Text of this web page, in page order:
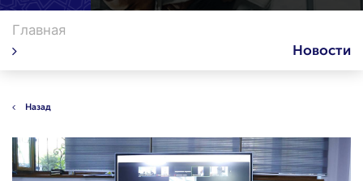
Главная
Новости
Назад